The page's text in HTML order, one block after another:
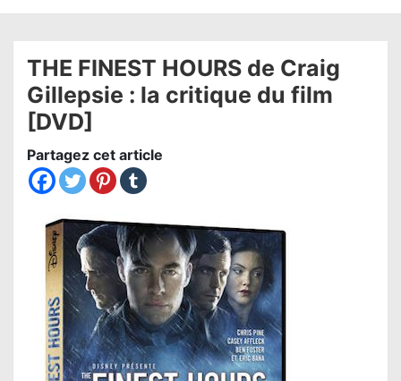
THE FINEST HOURS de Craig
Gillepsie : la critique du film
[DVD]
Partagez cet article